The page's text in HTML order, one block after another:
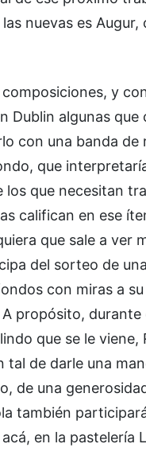
nuevas es
y
Dublin algunas
con una banda
que
los que necesitan
califican en ese
que sale a
del sorteo de
con miras a
propósito,
que se le
de darle una
de una
también
en la